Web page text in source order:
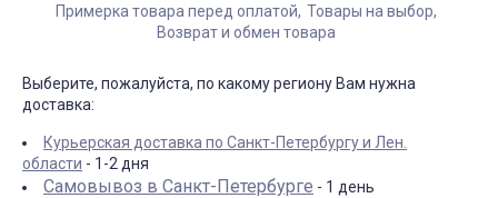
Примерка товара перед оплатой Товары на выбор
Возврат и обмен товара
Выберите, пожалуйста, по какому региону Вам нужна
доставка:
Курьерская доставка по Санкт-Петербургу и Лен.
области - 1-2 дня
Самовывоз в Санкт-Петербурге - 1 день